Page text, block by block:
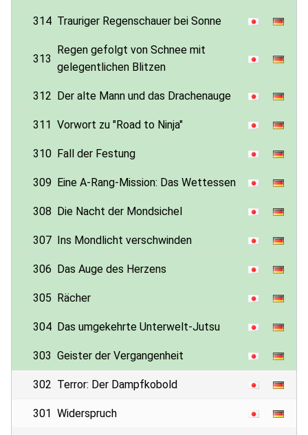
314 Trauriger Regenschauer bei Sonne
313
Regen gefolgt von Schnee mit
gelegentlichen Blitzen
312 Der alte Mann und das Drachenauge
311 Vorwort zu "Road to Ninja"
310 Fall der Festung
309 Eine A-Rang-Mission: Das Wettessen
308 Die Nacht der Mondsichel
307 Ins Mondlicht verschwinden
306 Das Auge des Herzens
305 Rächer
304 Das umgekehrte Unterwelt-Jutsu
303 Geister der Vergangenheit
302 Terror: Der Dampfkobold
301 Widerspruch